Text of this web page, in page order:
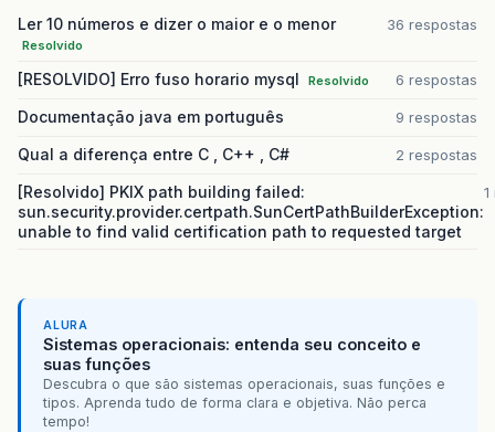
Ler 10 números e dizer o maior e o menor
Resolvido
36 respostas
[RESOLVIDO] Erro fuso horario mysql Resolvido 6 respostas
Documentação java em português 9 respostas
Qual a diferença entre C , C++ , C# 2 respostas
[Resolvido] PKIX path building failed:
sun.security.provider.certpath.SunCertPathBuilderException:
unable to find valid certification path to requested target
ALURA
Sistemas operacionais: entenda seu conceito e
suas funções
Descubra o que são sistemas operacionais, suas funções e
tipos. Aprenda tudo de forma clara e objetiva. Não perca
tempo!